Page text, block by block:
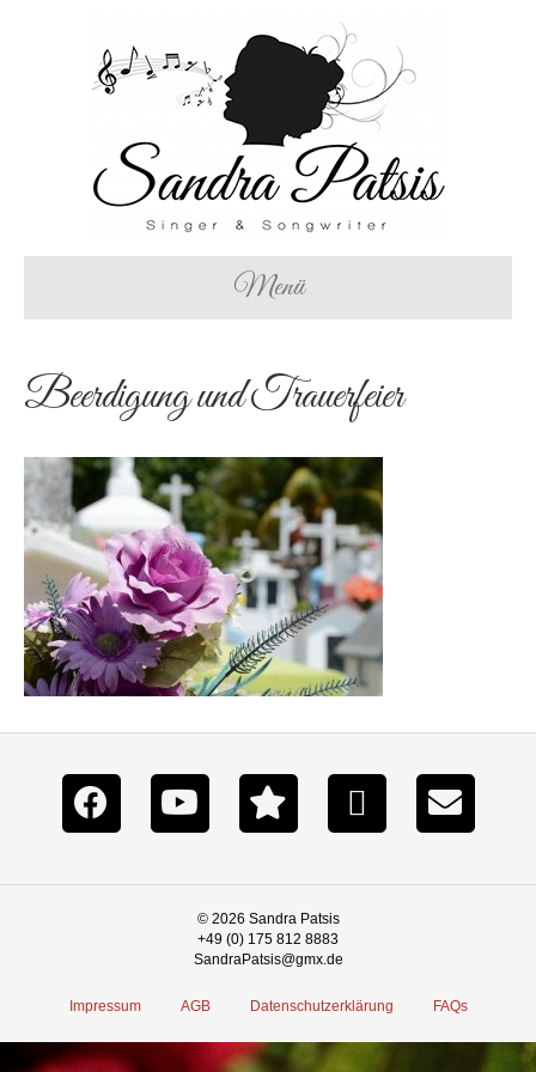
Menü
Beerdigung und Trauerfeier
© 2026 Sandra Patsis
+49 (0) 175 812 8883
SandraPatsis@gmx.de
Impressum AGB Datenschutzerklärung FAQs